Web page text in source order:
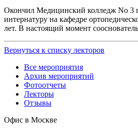
Окончил Медицинский колледж No 3
интернатуру на кафедре
лет. В настоящий момент
Вернуться к списку лекторов
Все мероприятия
Архив мероприятий
Фотоотчеты
Лекторы
Отзывы
Офис в Москве